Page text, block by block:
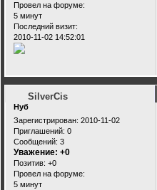
Провел на форуме:
5 минут
Последний визит:
2010-11-02 14:52:01
SilverCis
Нуб
Зарегистрирован: 2010-11-02
Приглашений: 0
Сообщений: 3
Уважение: +0
Позитив: +0
Провел на форуме:
5 минут